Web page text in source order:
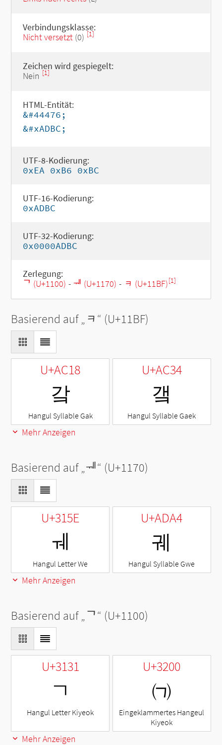
Verbindungsklasse:
Nicht versetzt(0) [1]
Zeichen wird gespiegelt:
Nein [1]
HTML-Entität:
&#44476;
&#xADBC;
UTF-8-Kodierung:
0xEA 0xB6 0xBC
UTF-16-Kodierung:
0xADBC
UTF-32-Kodierung:
0x0000ADBC
Zerlegung:
ᄀ (U+1100) - ᅰ (U+1170) - ᆿ (U+11BF)[1]
Basierend auf „ᆿ“ (U+11BF)
U+AC18
갘
Hangul Syllable Gak
U+AC34
갴
Hangul Syllable Gaek
Mehr Anzeigen
Basierend auf „ᅰ“ (U+1170)
U+315E
ㅞ
Hangul Letter We
U+ADA4
궤
Hangul Syllable Gwe
Mehr Anzeigen
Basierend auf „ᄀ“ (U+1100)
U+3131
ㄱ
Hangul Letter Kiyeok
U+3200
㈀
Eingeklammertes Hangeul
Kiyeok
Mehr Anzeigen